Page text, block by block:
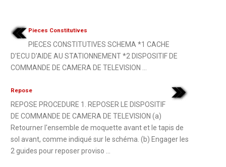
Pieces Constitutives
PIECES CONSTITUTIVES SCHEMA *1 CACHE
D'ECU D'AIDE AU STATIONNEMENT *2 DISPOSITIF DE
COMMANDE DE CAMERA DE TELEVISION ...
Repose
REPOSE PROCEDURE 1. REPOSER LE DISPOSITIF
DE COMMANDE DE CAMERA DE TELEVISION (a)
Retourner l'ensemble de moquette avant et le tapis de
sol avant, comme indiqué sur le schéma. (b) Engager les
2 guides pour reposer proviso ...